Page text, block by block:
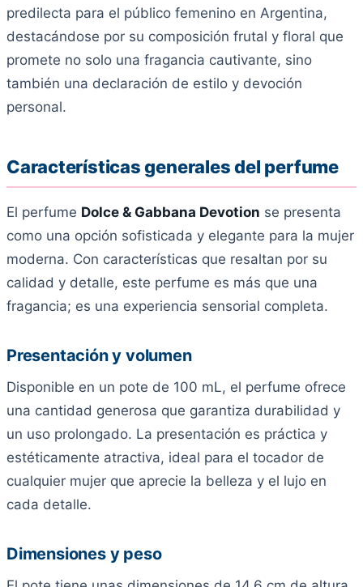
predilecta para el público femenino en Argentina,
destacándose por su composición frutal y floral que
promete no solo una fragancia cautivante, sino
también una declaración de estilo y devoción
personal.
Características generales del perfume
El perfume Dolce & Gabbana Devotion se presenta
como una opción sofisticada y elegante para la mujer
moderna. Con características que resaltan por su
calidad y detalle, este perfume es más que una
fragancia; es una experiencia sensorial completa.
Presentación y volumen
Disponible en un pote de 100 mL, el perfume ofrece
una cantidad generosa que garantiza durabilidad y
un uso prolongado. La presentación es práctica y
estéticamente atractiva, ideal para el tocador de
cualquier mujer que aprecie la belleza y el lujo en
cada detalle.
Dimensiones y peso